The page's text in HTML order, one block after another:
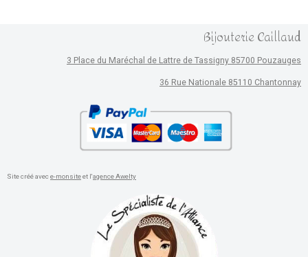
Bijouterie Caillaud
3 Place du Maréchal de Lattre de Tassigny 85700 Pouzauges
36 Rue Nationale 85110 Chantonnay
Site créé avece-monsiteet l'agence Awelty